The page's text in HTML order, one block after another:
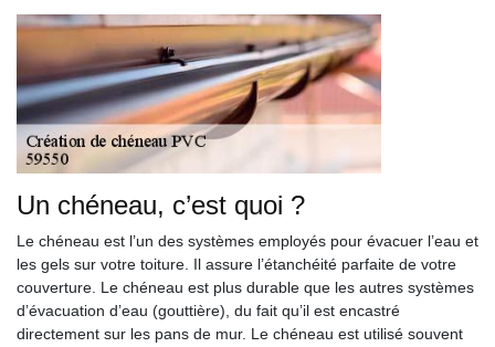
Un chéneau, c’est quoi ?
Le chéneau est l’un des systèmes employés pour évacuer l’eau et
les gels sur votre toiture. Il assure l’étanchéité parfaite de votre
couverture. Le chéneau est plus durable que les autres systèmes
d’évacuation d’eau (gouttière), du fait qu’il est encastré
directement sur les pans de mur. Le chéneau est utilisé souvent